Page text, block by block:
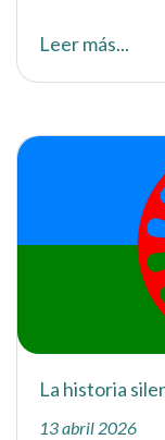
Leer más...
La historia
13 abril 2026